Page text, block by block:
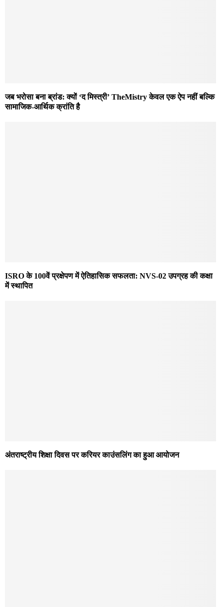
जब भरोसा बना ब्रांड: क्यों ‘द मिस्त्री’ TheMistry केवल एक ऐप नहीं बल्कि
सामाजिक-आर्थिक क्रांति है
ISRO के 100वें प्रक्षेपण में ऐतिहासिक सफलता: NVS-02 उपग्रह की कक्षा
में स्थापित
अंतराष्ट्रीय शिक्षा दिवस पर करियर काउंसलिंग का हुआ आयोजन